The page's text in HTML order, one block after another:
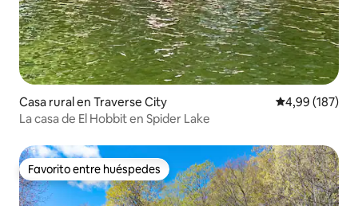
Casa rural en Traverse City Calificación
4,99 (187)
La casa de El Hobbit en Spider Lake
Favorito entre huéspedes
Favorito entre huéspedes